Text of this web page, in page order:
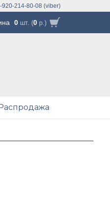
920-214-80-08 (viber)
0 шт. (0 р.)